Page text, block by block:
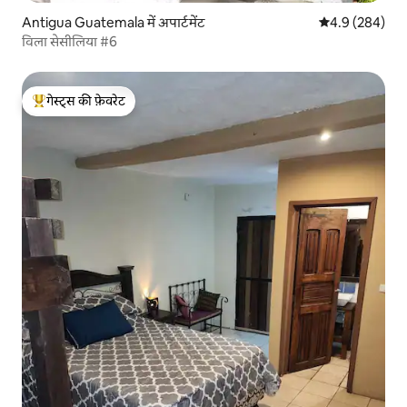
Antigua Guatemala में अपार्टमेंट औसत रेटिंग 5 में
4.9 (284)
विला सेसीलिया #6
गेस्ट्स का टॉप फ़ेवरेट
गेस्ट्स की फ़ेवरेट